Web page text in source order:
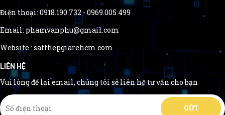
Điện thoại: 0918.190.732 - 0969.005.499
Email: phamvanphu@gmail.com
Website : satthepgiarehcm.com
LIÊN HỆ
Vui lòng để lại email, chúng tôi sẽ liên hệ tư vấn cho bạn